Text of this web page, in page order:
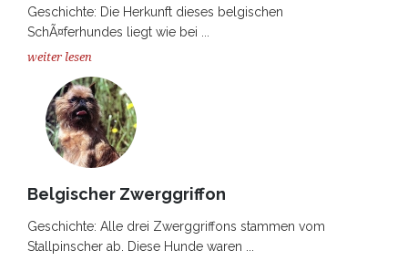
Geschichte: Die Herkunft dieses belgischen
SchÃ¤ferhundes liegt wie bei ...
weiter lesen
Belgischer Zwerggriffon
Geschichte: Alle drei Zwerggriffons stammen vom
Stallpinscher ab. Diese Hunde waren ...